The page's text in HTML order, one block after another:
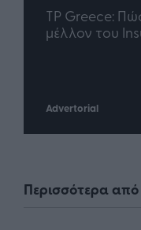
TP Greece:
μέλλον του
Advertorial
Περισσότερα